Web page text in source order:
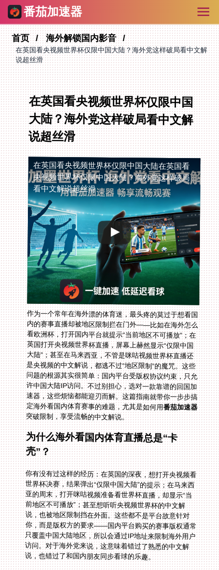
番茄加速器
首页 海外解锁国内影音
在英国看央视频世界杯仅限中国大陆？海外党这样破局看中文解
说超丝滑
在英国看央视频世界杯仅限中国
大陆？海外党这样破局看中文解
说超丝滑
在英国看央视频世界杯仅限中国大陆在英国看
央视频世界杯仅限中国大陆？海外党这样破局
看中文解说超丝滑
作为一个常年在海外漂的体育迷，最头疼的莫过于想看国
内的赛事直播却被地区限制拦在门外——比如在海外怎么
看欧洲杯，打开国内平台就提示“当前地区不可播放”；在
英国打开央视频世界杯直播，屏幕上赫然显示“仅限中国
大陆”；甚至在马来西亚，不管是咪咕视频世界杯直播还
是央视频的中文解说，都逃不过“地区限制”的魔咒。这些
问题的根源其实很简单：国内平台受版权协议约束，只允
许中国大陆IP访问。不过别担心，选对一款靠谱的回国加
速器，这些烦恼都能迎刃而解。这篇指南就带你一步步搞
定海外看国内体育赛事的难题，尤其是如何用番茄加速器
突破限制，享受流畅的中文解说。
为什么海外看国内体育直播总是“卡
壳”？
你有没有过这样的经历：在英国的深夜，想打开央视频看
世界杯决赛，结果弹出“仅限中国大陆”的提示；在马来西
亚的周末，打开咪咕视频准备看世界杯直播，却显示“当
前地区不可播放”；甚至想听听央视频世界杯的中文解
说，也被地区限制挡在外面。这些都不是平台故意针对
你，而是版权方的要求——国内平台购买的赛事版权通常
只覆盖中国大陆地区，所以会通过IP地址来限制海外用户
访问。对于海外党来说，这意味着错过了熟悉的中文解
说，也错过了和国内朋友同步看球的乐趣。